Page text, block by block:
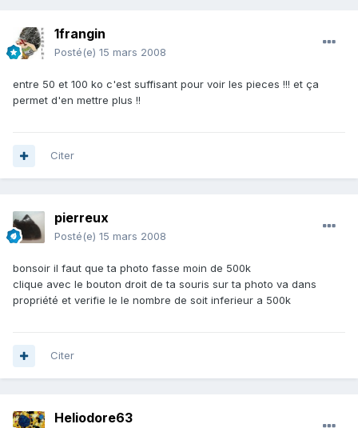
1frangin
Posté(e) 15 mars 2008
entre 50 et 100 ko c'est suffisant pour voir les pieces !!! et ça
permet d'en mettre plus !!
Citer
pierreux
Posté(e) 15 mars 2008
bonsoir il faut que ta photo fasse moin de 500k
clique avec le bouton droit de ta souris sur ta photo va dans
propriété et verifie le le nombre de soit inferieur a 500k
Citer
Heliodore63